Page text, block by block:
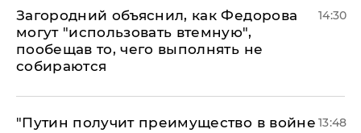
Загородний объяснил, как Федорова
могут "использовать втемную",
пообещав то, чего выполнять не
собираются
14:30
"Путин получит преимущество в войне 13:48